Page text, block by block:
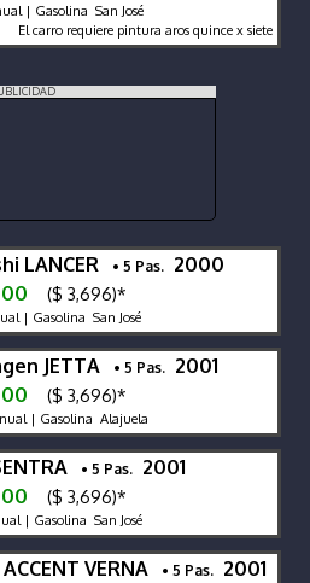
| Gasolina San José
El carro requiere pintura aros quince x siete
LANCER • 5 Pas. 2000
($ 3,696)*
| Gasolina San José
JETTA • 5 Pas. 2001
($ 3,696)*
| Gasolina Alajuela
• 5 Pas. 2001
($ 3,696)*
| Gasolina San José
VERNA • 5 Pas. 2001